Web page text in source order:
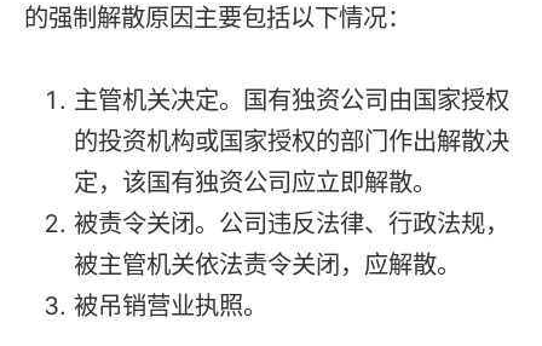
的强制解散原因主要包括以下情况：
主管机关决定。国有独资公司由国家授权
的投资机构或国家授权的部门作出解散决
定，该国有独资公司应立即解散。
被责令关闭。公司违反法律、行政法规，
被主管机关依法责令关闭，应解散。
被吊销营业执照。